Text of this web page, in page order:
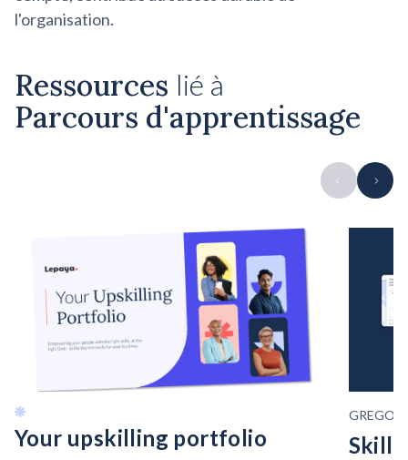
l'organisation.
Ressources lié à
Parcours d'apprentissage
Your upskilling portfolio
GREGOR